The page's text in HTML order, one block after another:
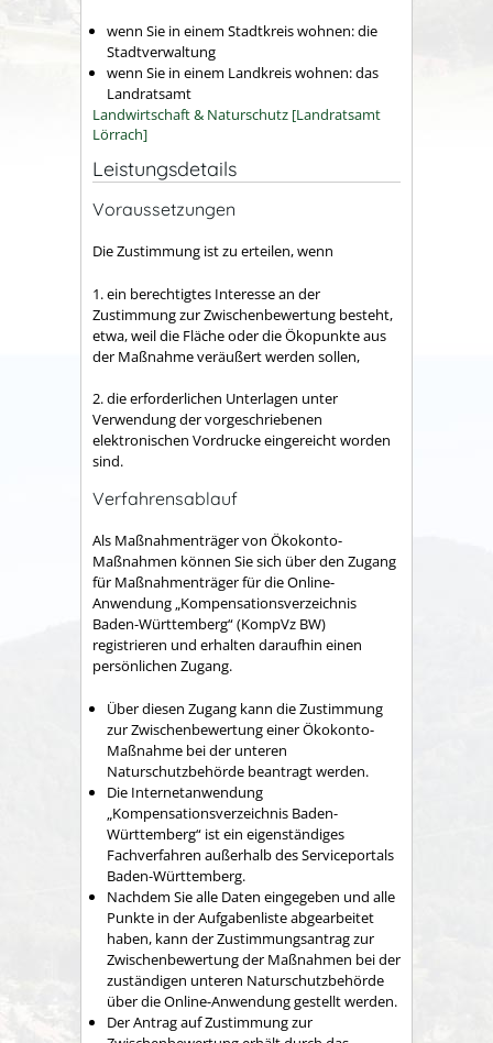
wenn Sie in einem Stadtkreis wohnen: die
Stadtverwaltung
wenn Sie in einem Landkreis wohnen: das
Landratsamt
Landwirtschaft & Naturschutz [Landratsamt
Lörrach]
Leistungsdetails
Voraussetzungen
Die Zustimmung ist zu erteilen, wenn
1. ein berechtigtes Interesse an der
Zustimmung zur Zwischenbewertung besteht,
etwa, weil die Fläche oder die Ökopunkte aus
der Maßnahme veräußert werden sollen,
2. die erforderlichen Unterlagen unter
Verwendung der vorgeschriebenen
elektronischen Vordrucke eingereicht worden
sind.
Verfahrensablauf
Als Maßnahmenträger von Ökokonto-
Maßnahmen können Sie sich über den Zugang
für Maßnahmenträger für die Online-
Anwendung „Kompensationsverzeichnis
Baden-Württemberg“ (KompVz BW)
registrieren und erhalten daraufhin einen
persönlichen Zugang.
Über diesen Zugang kann die Zustimmung
zur Zwischenbewertung einer Ökokonto-
Maßnahme bei der unteren
Naturschutzbehörde beantragt werden.
Die Internetanwendung
„Kompensationsverzeichnis Baden-
Württemberg“ ist ein eigenständiges
Fachverfahren außerhalb des Serviceportals
Baden-Württemberg.
Nachdem Sie alle Daten eingegeben und alle
Punkte in der Aufgabenliste abgearbeitet
haben, kann der Zustimmungsantrag zur
Zwischenbewertung der Maßnahmen bei der
zuständigen unteren Naturschutzbehörde
über die Online-Anwendung gestellt werden.
Der Antrag auf Zustimmung zur